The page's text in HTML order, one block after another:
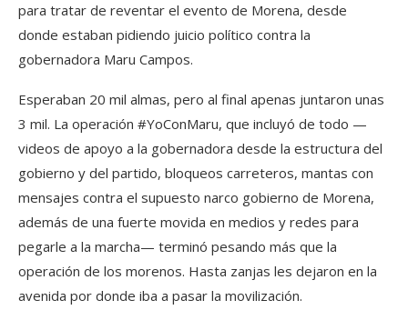
para tratar de reventar el evento de Morena, desde
donde estaban pidiendo juicio político contra la
gobernadora Maru Campos.
Esperaban 20 mil almas, pero al final apenas juntaron unas
3 mil. La operación #YoConMaru, que incluyó de todo —
videos de apoyo a la gobernadora desde la estructura del
gobierno y del partido, bloqueos carreteros, mantas con
mensajes contra el supuesto narco gobierno de Morena,
además de una fuerte movida en medios y redes para
pegarle a la marcha— terminó pesando más que la
operación de los morenos. Hasta zanjas les dejaron en la
avenida por donde iba a pasar la movilización.